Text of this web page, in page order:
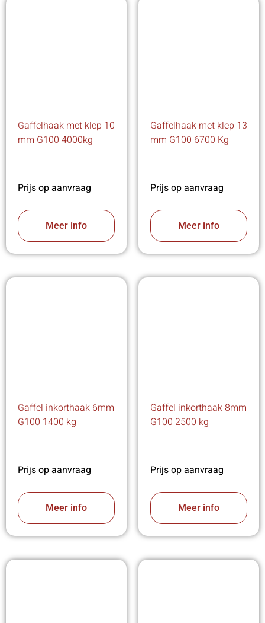
Gaffelhaak met klep 10
mm G100 4000kg
Prijs op aanvraag
Meer info
Gaffelhaak met klep 13
mm G100 6700 Kg
Prijs op aanvraag
Meer info
Gaffel inkorthaak 6mm
G100 1400 kg
Prijs op aanvraag
Meer info
Gaffel inkorthaak 8mm
G100 2500 kg
Prijs op aanvraag
Meer info